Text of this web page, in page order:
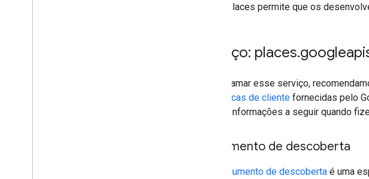
A API Places permite que os
Serviço: places.
Para chamar esse serviço,
bibliotecas de cliente fornecidas pelo
use as informações a seguir quando
Documento de descoberta
Documento de descoberta é uma